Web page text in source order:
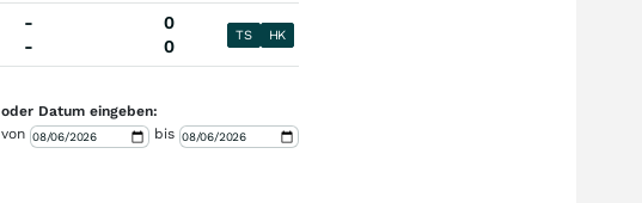
-
-
0
0
TS HK
oder Datum eingeben:
von
bis